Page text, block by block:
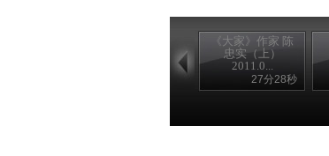
《大家》作家 陈
忠实（上）
2011.0...
27分28秒